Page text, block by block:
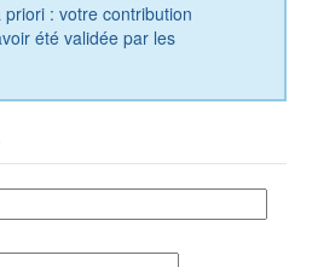
: votre contribution
été validée par les